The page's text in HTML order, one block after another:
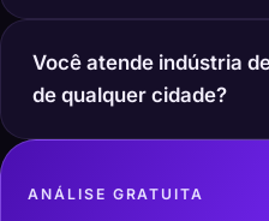
Você atende indústria
de qualquer cidade?
ANÁLISE GRATUITA